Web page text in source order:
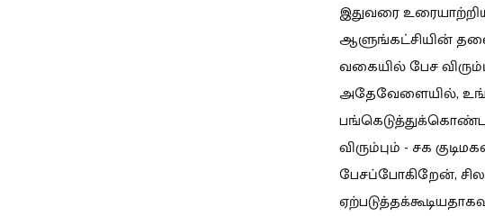
இதுவரை
ஆளுங்கட்சியின்
வகையில் பேச
அதேவேளையில்,
விரும்பும் - சக
பேசப்போகிறேன்,